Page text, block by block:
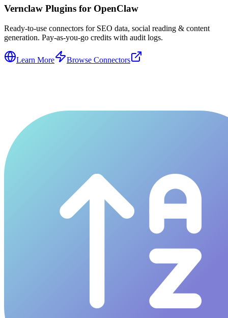
Vernclaw Plugins for OpenClaw
Ready-to-use connectors for SEO data, social reading & content
generation. Pay-as-you-go credits with audit logs.
Learn More Browse Connectors